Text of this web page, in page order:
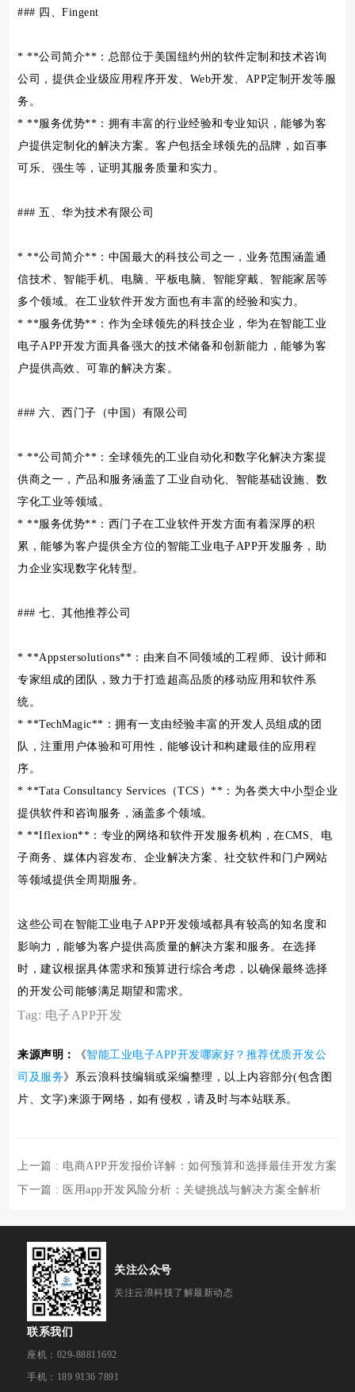
### 四、Fingent
* **公司简介**：总部位于美国纽约州的软件定制和技术咨询
公司，提供企业级应用程序开发、Web开发、APP定制开发等服
务。
* **服务优势**：拥有丰富的行业经验和专业知识，能够为客
户提供定制化的解决方案。客户包括全球领先的品牌，如百事
可乐、强生等，证明其服务质量和实力。
### 五、华为技术有限公司
* **公司简介**：中国最大的科技公司之一，业务范围涵盖通
信技术、智能手机、电脑、平板电脑、智能穿戴、智能家居等
多个领域。在工业软件开发方面也有丰富的经验和实力。
* **服务优势**：作为全球领先的科技企业，华为在智能工业
电子APP开发方面具备强大的技术储备和创新能力，能够为客
户提供高效、可靠的解决方案。
### 六、西门子（中国）有限公司
* **公司简介**：全球领先的工业自动化和数字化解决方案提
供商之一，产品和服务涵盖了工业自动化、智能基础设施、数
字化工业等领域。
* **服务优势**：西门子在工业软件开发方面有着深厚的积
累，能够为客户提供全方位的智能工业电子APP开发服务，助
力企业实现数字化转型。
### 七、其他推荐公司
* **Appstersolutions**：由来自不同领域的工程师、设计师和
专家组成的团队，致力于打造超高品质的移动应用和软件系
统。
* **TechMagic**：拥有一支由经验丰富的开发人员组成的团
队，注重用户体验和可用性，能够设计和构建最佳的应用程
序。
* **Tata Consultancy Services（TCS）**：为各类大中小型企业
提供软件和咨询服务，涵盖多个领域。
* **Iflexion**：专业的网络和软件开发服务机构，在CMS、电
子商务、媒体内容发布、企业解决方案、社交软件和门户网站
等领域提供全周期服务。
这些公司在智能工业电子APP开发领域都具有较高的知名度和
影响力，能够为客户提供高质量的解决方案和服务。在选择
时，建议根据具体需求和预算进行综合考虑，以确保最终选择
的开发公司能够满足期望和需求。
Tag: 电子APP开发
来源声明： 《智能工业电子APP开发哪家好？推荐优质开发公
司及服务》系云浪科技编辑或采编整理，以上内容部分(包含图
片、文字)来源于网络，如有侵权，请及时与本站联系。
上一篇 : 电商APP开发报价详解：如何预算和选择最佳开发方案
下一篇 : 医用app开发风险分析：关键挑战与解决方案全解析
关注公众号
关注云浪科技了解最新动态
联系我们
座机：029-88811692
手机：189 9136 7891